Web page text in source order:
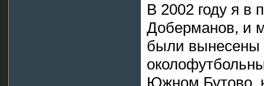
В 2002 году я в
Доберманов, и
были вынесены
Южном Бутово,